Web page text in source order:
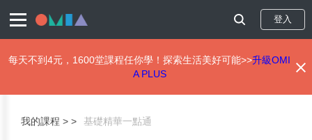
登入
每天不到4元，1600堂課程任你學！探索生活美好可能>>升級OMI
A PLUS
我的課程 > 基礎精華一點通